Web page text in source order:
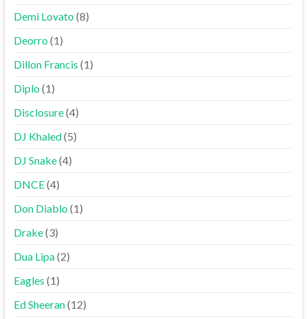
Demi Lovato(8)
Deorro(1)
Dillon Francis (1)
Diplo(1)
Disclosure(4)
DJ Khaled(5)
DJ Snake(4)
DNCE(4)
Don Diablo(1)
Drake(3)
Dua Lipa(2)
Eagles (1)
Ed Sheeran(12)